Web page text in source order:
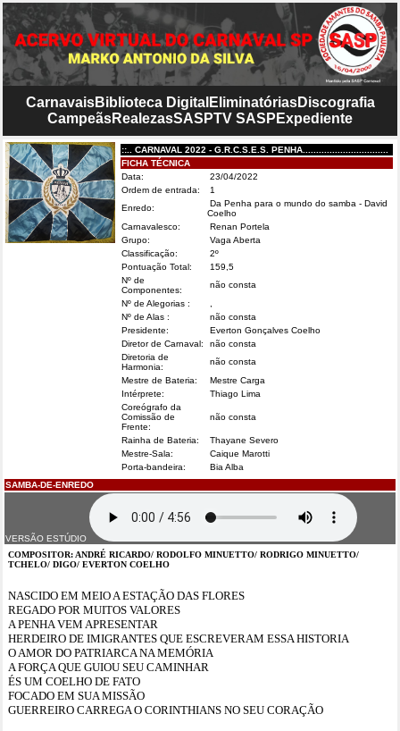
CarnavaisBiblioteca Digital EliminatóriasDiscografia
CampeãsRealezasSASPTV SASP Expediente
::.. CARNAVAL 2022 - G.R.C.S.E.S. PENHA................................
FICHA TÉCNICA
Data:
23/04/2022
Ordem de entrada:
1
Enredo:
Da Penha para o mundo do samba - David
Coelho
Carnavalesco:
Renan Portela
Grupo:
Vaga Aberta
Classificação:
2º
Pontuação Total:
159,5
Nº de
Componentes:
não consta
Nº de Alegorias :
Nº de Alas :
não consta
Presidente:
Everton Gonçalves Coelho
Diretor de Carnaval:
não consta
Diretoria de
Harmonia:
não consta
Mestre de Bateria:
Mestre Carga
Intérprete:
Thiago Lima
Coreógrafo da
Comissão de
Frente:
não consta
Rainha de Bateria:
Thayane Severo
Mestre-Sala:
Caique Marotti
Porta-bandeira:
Bia Alba
SAMBA-DE-ENREDO
VERSÃO ESTÚDIO
COMPOSITOR: ANDRÉ RICARDO/ RODOLFO MINUETTO/ RODRIGO MINUETTO/
TCHELO/ DIGO/ EVERTON COELHO
NASCIDO EM MEIO A ESTAÇÃO DAS FLORES
REGADO POR MUITOS VALORES
A PENHA VEM APRESENTAR
HERDEIRO DE IMIGRANTES QUE ESCREVERAM ESSA HISTORIA
O AMOR DO PATRIARCA NA MEMÓRIA
A FORÇA QUE GUIOU SEU CAMINHAR
ÉS UM COELHO DE FATO
FOCADO EM SUA MISSÃO
GUERREIRO CARREGA O CORINTHIANS NO SEU CORAÇÃO